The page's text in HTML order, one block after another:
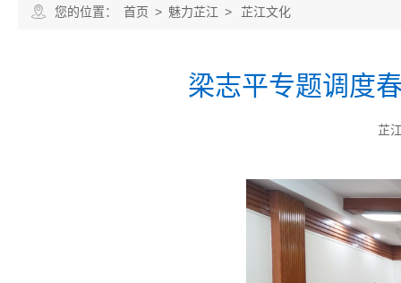
您的位置： 首页 > 魅力芷江 > 芷江文化
梁志平专题调度
芷